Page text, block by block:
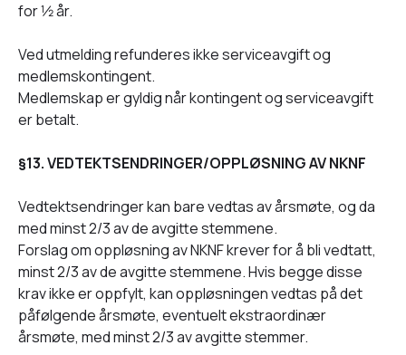
for 1⁄2 år.
Ved utmelding refunderes ikke serviceavgift og
medlemskontingent.
Medlemskap er gyldig når kontingent og serviceavgift
er betalt.
§13. VEDTEKTSENDRINGER/OPPLØSNING AV NKNF
Vedtektsendringer kan bare vedtas av årsmøte, og da
med minst 2/3 av de avgitte stemmene.
Forslag om oppløsning av NKNF krever for å bli vedtatt,
minst 2/3 av de avgitte stemmene. Hvis begge disse
krav ikke er oppfylt, kan oppløsningen vedtas på det
påfølgende årsmøte, eventuelt ekstraordinær
årsmøte, med minst 2/3 av avgitte stemmer.